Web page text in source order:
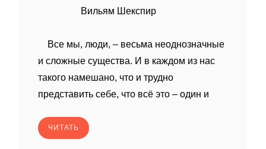
Вильям Шекспир
Все мы, люди, – весьма неоднозначные
и сложные существа. И в каждом из нас
такого намешано, что и трудно
представить себе, что всё это – один и
ЧИТАТЬ